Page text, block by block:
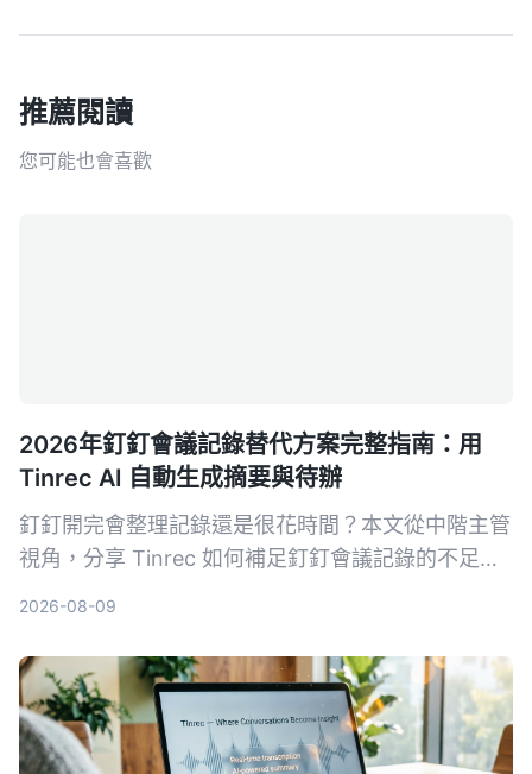
推薦閱讀
您可能也會喜歡
2026年釘釘會議記錄替代方案完整指南：用
Tinrec AI 自動生成摘要與待辦
釘釘開完會整理記錄還是很花時間？本文從中階主管
視角，分享 Tinrec 如何補足釘釘會議記錄的不足，
2026-08-09